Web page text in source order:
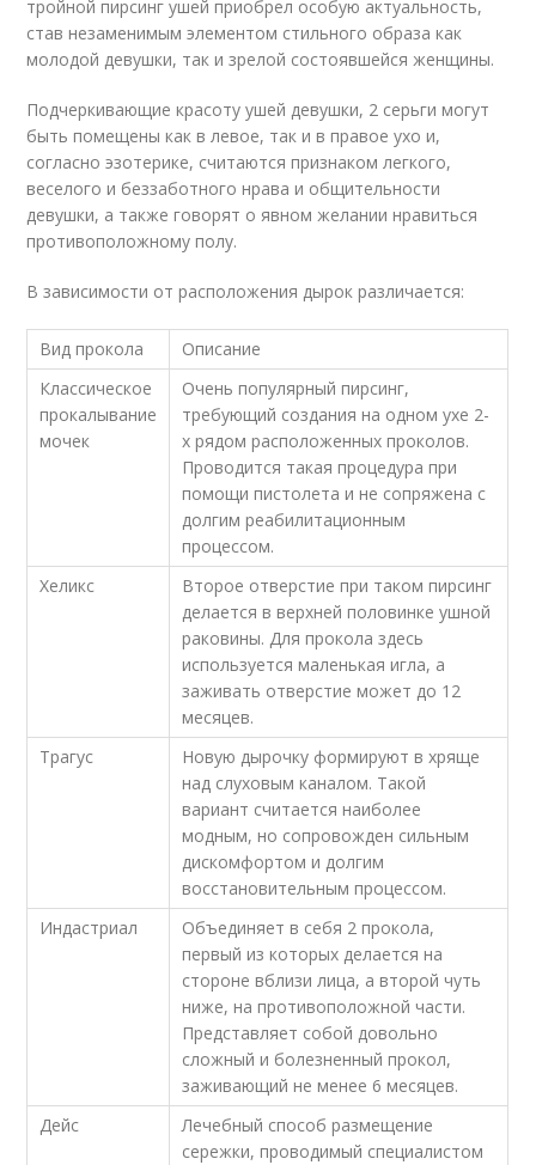
тройной пирсинг ушей приобрел особую актуальность,
став незаменимым элементом стильного образа как
молодой девушки, так и зрелой состоявшейся женщины.
Подчеркивающие красоту ушей девушки, 2 серьги могут
быть помещены как в левое, так и в правое ухо и,
согласно эзотерике, считаются признаком легкого,
веселого и беззаботного нрава и общительности
девушки, а также говорят о явном желании нравиться
противоположному полу.
В зависимости от расположения дырок различается:
Вид прокола
Описание
Классическое
прокалывание
мочек
Очень популярный пирсинг,
требующий создания на одном ухе 2-
х рядом расположенных проколов.
Проводится такая процедура при
помощи пистолета и не сопряжена с
долгим реабилитационным
процессом.
Хеликс
Второе отверстие при таком пирсинг
делается в верхней половинке ушной
раковины. Для прокола здесь
используется маленькая игла, а
заживать отверстие может до 12
месяцев.
Трагус
Новую дырочку формируют в хряще
над слуховым каналом. Такой
вариант считается наиболее
модным, но сопровожден сильным
дискомфортом и долгим
восстановительным процессом.
Индастриал
Объединяет в себя 2 прокола,
первый из которых делается на
стороне вблизи лица, а второй чуть
ниже, на противоположной части.
Представляет собой довольно
сложный и болезненный прокол,
заживающий не менее 6 месяцев.
Дейс
Лечебный способ размещение
сережки, проводимый специалистом